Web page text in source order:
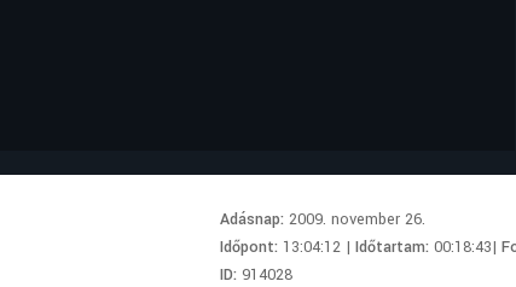
Adásnap:2009. november 26.
Időpont: 13:04:12 |Időtartam:00:18:43|
ID: 914028